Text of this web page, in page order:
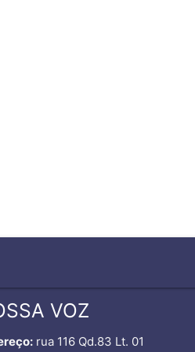
VOZ
rua 116 Qd.83 Lt. 01